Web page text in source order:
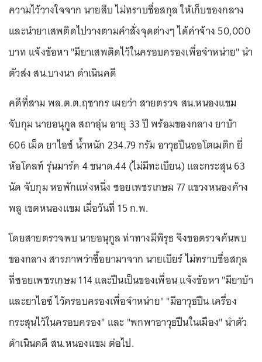
ความไว้วางใจจาก นายสืบ ไม่ทราบชื่อสกุล ให้เก็บของกลาง
และนำยาเสพติดไปวางตามคำสั่งจุดต่างๆ ได้ค่าจ้าง 50,000
บาท แจ้งข้อหา "มียาเสพติดไว้ในครอบครองเพื่อจำหน่าย" นำ
ตัวส่ง สน.บางนา ดำเนินคดี
คดีที่สาม พล.ต.ต.ฤชากร เผยว่า สายตรวจ สน.หนองแขม
จับกุม นายอนุกูล สถาอุ่น อายุ 33 ปี พร้อมของกลาง ยาบ้า
606 เม็ด ยาไอซ์ น้ำหนัก 234.79 กรัม อาวุธปืนออโตเมติก ยี่
ห้อโคลท์ รุ่นมาร์ค 4 ขนาด.44 (ไม่มีทะเบียน) และกระสุน 63
นัด จับกุม หอพักแห่งหนึ่ง ซอยเพชรเกษม 77 แขวงหนองค้าง
พลู เขตหนองแขม เมื่อวันที่ 15 ก.พ.
โดยสายตรวจพบ นายอนุกูล ท่าทางมีพิรุธ จึงขอตรวจค้นพบ
ของกลาง สารภาพว่าซื้อยามาจาก นายเบียร์ ไม่ทราบชื่อสกุล
ที่ซอยเพชรเกษม 114 และปืนเป็นของเพื่อน แจ้งข้อหา "มียาบ้า
และยาไอซ์ ไว้ครอบครองเพื่อจำหน่าย" "มีอาวุธปืน เครื่อง
กระสุนไว้ในครอบครอง" และ "พกพาอาวุธปืนในเมือง" นำตัว
ดำเนินคดี สน.หนองแขม ต่อไป.